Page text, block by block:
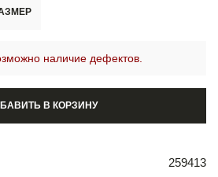
наличие дефектов.
В КОРЗИНУ
259413